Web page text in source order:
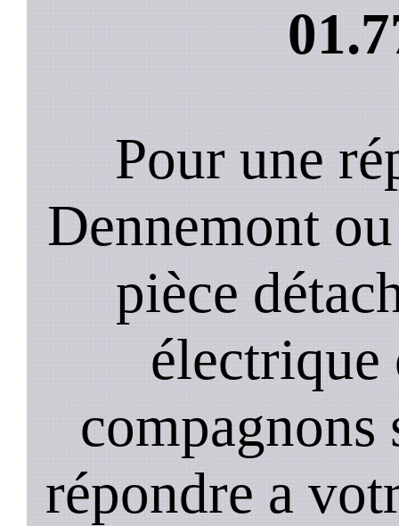
Pour une
Dennemont
pièce
électrique
compagnons
répondre a